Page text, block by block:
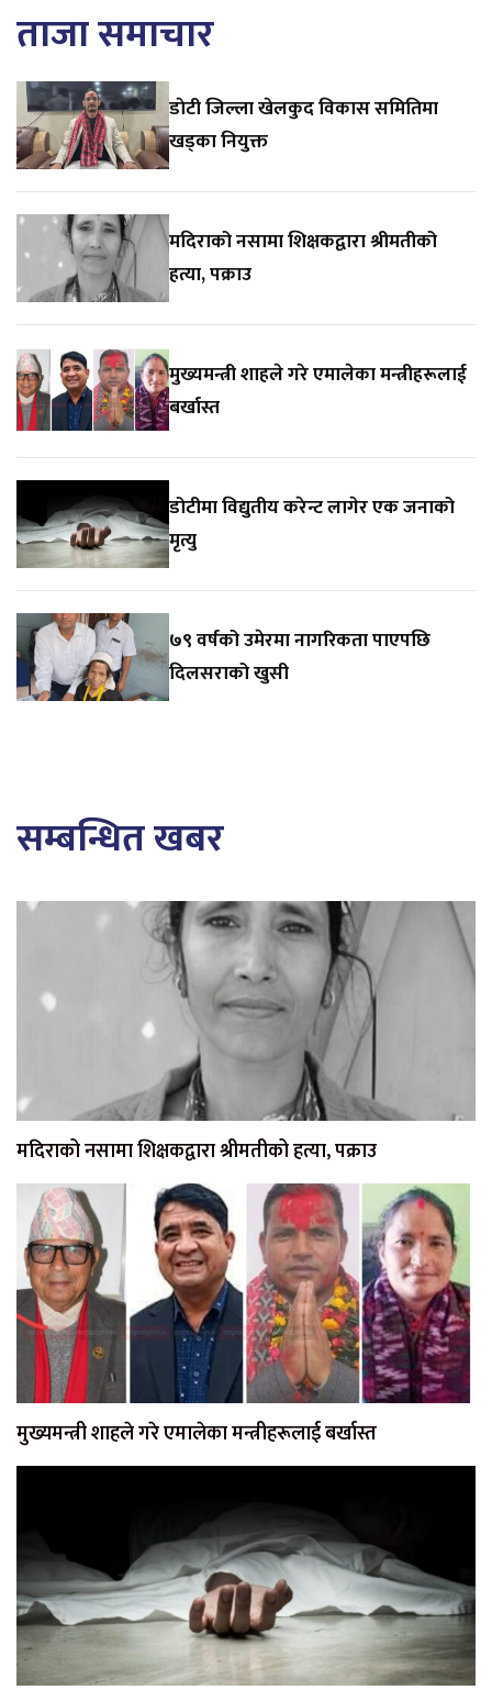
ताजा समाचार
डाेटी जिल्ला खेलकुद विकास समितिमा
खड्का नियुक्त
मदिराको नसामा शिक्षकद्वारा श्रीमतीको
हत्या, पक्राउ
मुख्यमन्त्री शाहले गरे एमालेका मन्त्रीहरूलाई
बर्खास्त
डोटीमा विद्युतीय करेन्ट लागेर एक जनाको
मृत्यु
७९ वर्षको उमेरमा नागरिकता पाएपछि
दिलसराको खुसी
सम्बन्धित खबर
मदिराको नसामा शिक्षकद्वारा श्रीमतीको हत्या, पक्राउ
मुख्यमन्त्री शाहले गरे एमालेका मन्त्रीहरूलाई बर्खास्त